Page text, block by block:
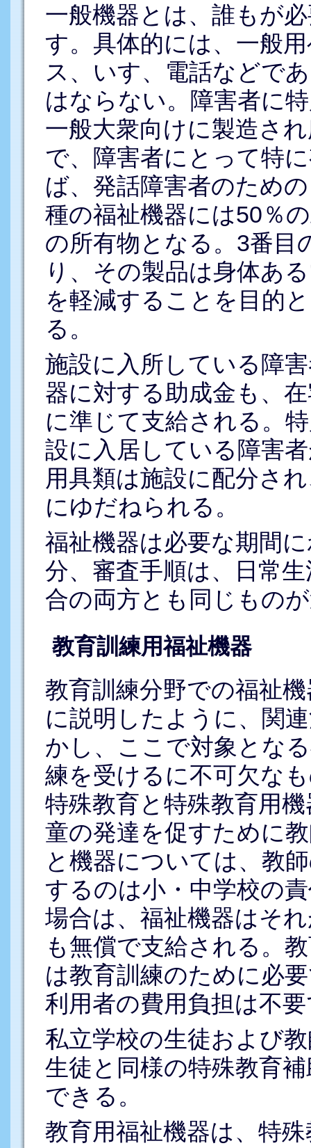
一般機器とは、誰もが
す。具体的には、一般
ス、いす、電話などで
はならない。障害者に
一般大衆向けに製造さ
で、障害者にとって特
ば、発話障害者のため
種の福祉機器には50％
の所有物となる。3番目
り、その製品は身体あ
を軽減することを目的
る。
施設に入所している障
器に対する助成金も、
に準じて支給される。
設に入居している障害
用具類は施設に配分さ
にゆだねられる。
福祉機器は必要な期間
分、審査手順は、日常
合の両方とも同じもの
教育訓練用福祉機器
教育訓練分野での福祉
に説明したように、関
かし、ここで対象とな
練を受けるに不可欠な
特殊教育と特殊教育用
童の発達を促すために
と機器については、教
するのは小・中学校の
場合は、福祉機器はそ
も無償で支給される。
は教育訓練のために必
利用者の費用負担は不
私立学校の生徒および
生徒と同様の特殊教育
できる。
教育用福祉機器は、特